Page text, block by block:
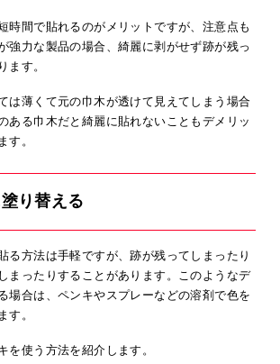
時間で貼れるのがメリットですが、注意点も
強力な製品の場合、綺麗に剥がせず跡が残っ
ます。
は薄くて元の巾木が透けて見えてしまう場合
ある巾木だと綺麗に貼れないこともデメリッ
す。
り替える
る方法は手軽ですが、跡が残ってしまったり
まったりすることがあります。このようなデ
場合は、ペンキやスプレーなどの溶剤で色を
す。
を使う方法を紹介します。